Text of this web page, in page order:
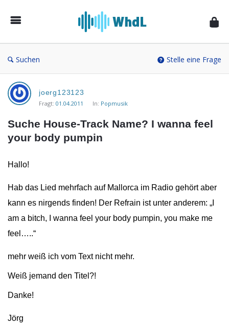
von
Suchen Stelle eine Frage
Musikforum
von
WieheisstdasLied.de
Neueste
joerg123123
Fragt: 01.04.2011 In: Popmusik
Suche House-Track Name? I wanna feel
your body pumpin
Hallo!
Hab das Lied mehrfach auf Mallorca im Radio gehört aber
kann es nirgends finden! Der Refrain ist unter anderem: „I
am a bitch, I wanna feel your body pumpin, you make me
feel…..“
mehr weiß ich vom Text nicht mehr.
Weiß jemand den Titel?!
Danke!
Jörg